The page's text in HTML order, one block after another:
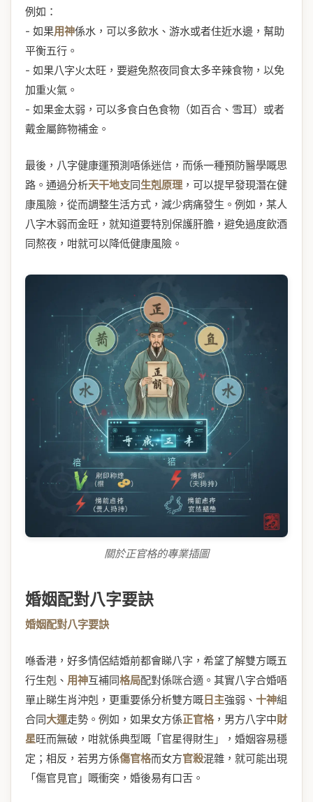
例如：
- 如果用神係水，可以多飲水、游水或者住近水邊，幫助
平衡五行。
- 如果八字火太旺，要避免熬夜同食太多辛辣食物，以免
加重火氣。
- 如果金太弱，可以多食白色食物（如百合、雪耳）或者
戴金屬飾物補金。
最後，八字健康運預測唔係迷信，而係一種預防醫學嘅思
路。通過分析天干地支同生剋原理，可以提早發現潛在健
康風險，從而調整生活方式，減少病痛發生。例如，某人
八字木弱而金旺，就知道要特別保護肝膽，避免過度飲酒
同熬夜，咁就可以降低健康風險。
關於正官格的專業插圖
婚姻配對八字要訣
婚姻配對八字要訣
喺香港，好多情侶結婚前都會睇八字，希望了解雙方嘅五
行生剋、 用神互補同格局配對係咪合適。其實八字合婚唔
單止睇生肖沖剋，更重要係分析雙方嘅 日主強弱、 十神組
合同大運走勢。例如，如果女方係正官格，男方八字中財
星旺而無破，咁就係典型嘅「官星得財生」，婚姻容易穩
定；相反，若男方係傷官格而女方官殺混雜，就可能出現
「傷官見官」嘅衝突，婚後易有口舌。